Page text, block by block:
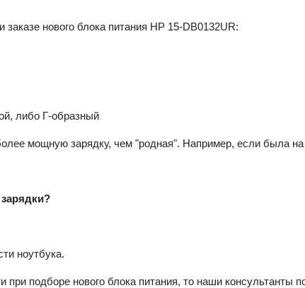
нового блока питания HP 15-DB0132UR:
либо Г-образный
мощную зарядку, чем "родная". Например, если была на
ноутбука.
при подборе нового блока питания, то наши консультанты